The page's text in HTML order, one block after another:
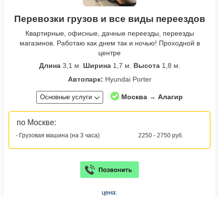
Перевозки грузов и все виды переездов
Квартирные, офисные, дачные переезды, переезды
магазинов. Работаю как днем так и ночью! Проходной в
центре
Длина3,1 м. Ширина1,7 м. Высота1,8 м.
Автопарк: Hyundai Porter
Основные услуги Москва → Алагир
по Москве:
- Грузовая машина (на 3 часа) 2250 - 2750 руб.
цена: